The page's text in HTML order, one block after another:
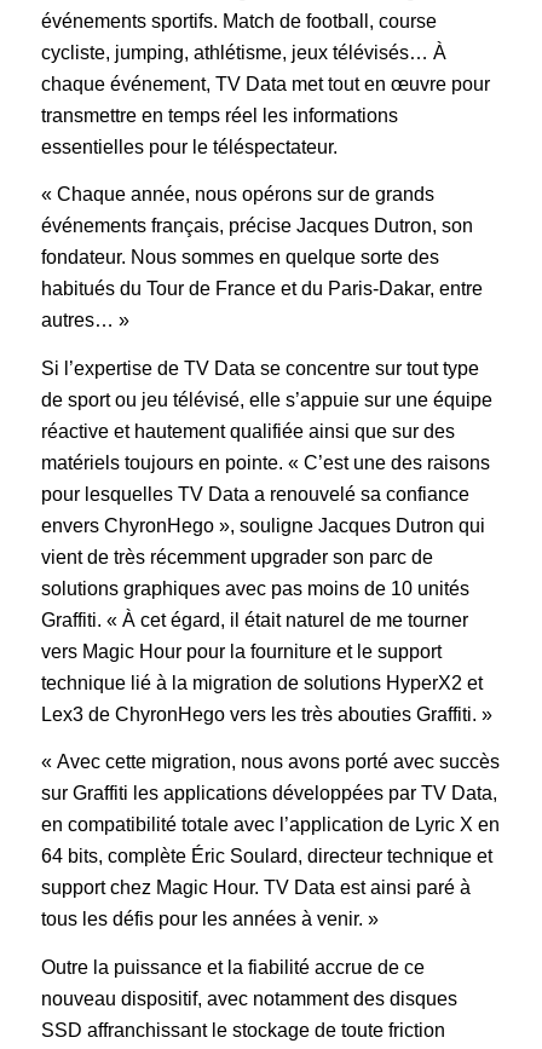
événements sportifs. Match de football, course
cycliste, jumping, athlétisme, jeux télévisés… À
chaque événement, TV Data met tout en œuvre pour
transmettre en temps réel les informations
essentielles pour le téléspectateur.
« Chaque année, nous opérons sur de grands
événements français, précise Jacques Dutron, son
fondateur. Nous sommes en quelque sorte des
habitués du Tour de France et du Paris-Dakar, entre
autres… »
Si l’expertise de TV Data se concentre sur tout type
de sport ou jeu télévisé, elle s’appuie sur une équipe
réactive et hautement qualifiée ainsi que sur des
matériels toujours en pointe. « C’est une des raisons
pour lesquelles TV Data a renouvelé sa confiance
envers ChyronHego », souligne Jacques Dutron qui
vient de très récemment upgrader son parc de
solutions graphiques avec pas moins de 10 unités
Graffiti. « À cet égard, il était naturel de me tourner
vers Magic Hour pour la fourniture et le support
technique lié à la migration de solutions HyperX2 et
Lex3 de ChyronHego vers les très abouties Graffiti. »
« Avec cette migration, nous avons porté avec succès
sur Graffiti les applications développées par TV Data,
en compatibilité totale avec l’application de Lyric X en
64 bits, complète Éric Soulard, directeur technique et
support chez Magic Hour. TV Data est ainsi paré à
tous les défis pour les années à venir. »
Outre la puissance et la fiabilité accrue de ce
nouveau dispositif, avec notamment des disques
SSD affranchissant le stockage de toute friction